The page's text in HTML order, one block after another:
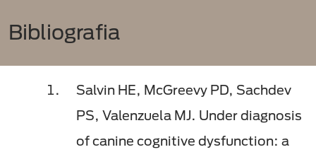
Bibliografia
Salvin HE, McGreevy PD, Sachdev
PS, Valenzuela MJ. Under diagnosis
of canine cognitive dysfunction: a